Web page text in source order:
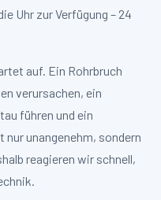
Uhr zur Verfügung – 24
auf. Ein Rohrbruch
verursachen, ein
führen und ein
unangenehm, sondern
reagieren wir schnell,